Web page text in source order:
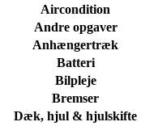
Aircondition
Andre opgaver
Anhængertræk
Batteri
Bilpleje
Bremser
Dæk, hjul & hjulskifte